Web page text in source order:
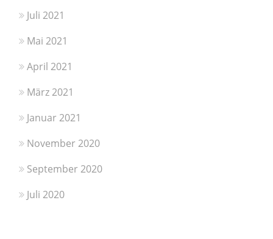
Juli 2021
Mai 2021
April 2021
März 2021
Januar 2021
November 2020
September 2020
Juli 2020